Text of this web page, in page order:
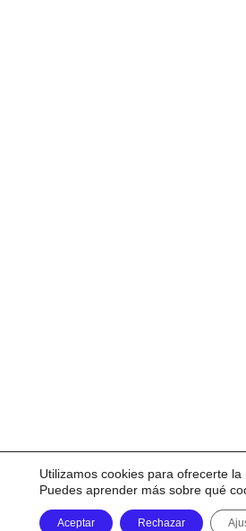
Utilizamos cookies para ofrecerte
Puedes aprender más sobre qué
Aceptar Rechazar